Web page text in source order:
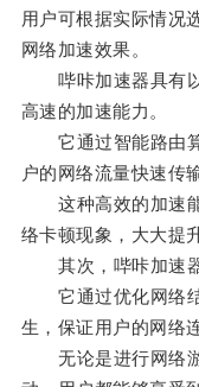
用户可根据实际情况
网络加速效果。
哔咔加速器具有以
高速的加速能力。
它通过智能路由算
户的网络流量快速传
这种高效的加速能
络卡顿现象，大大提
其次，哔咔加速器
它通过优化网络结
生，保证用户的网络
无论是进行网络游